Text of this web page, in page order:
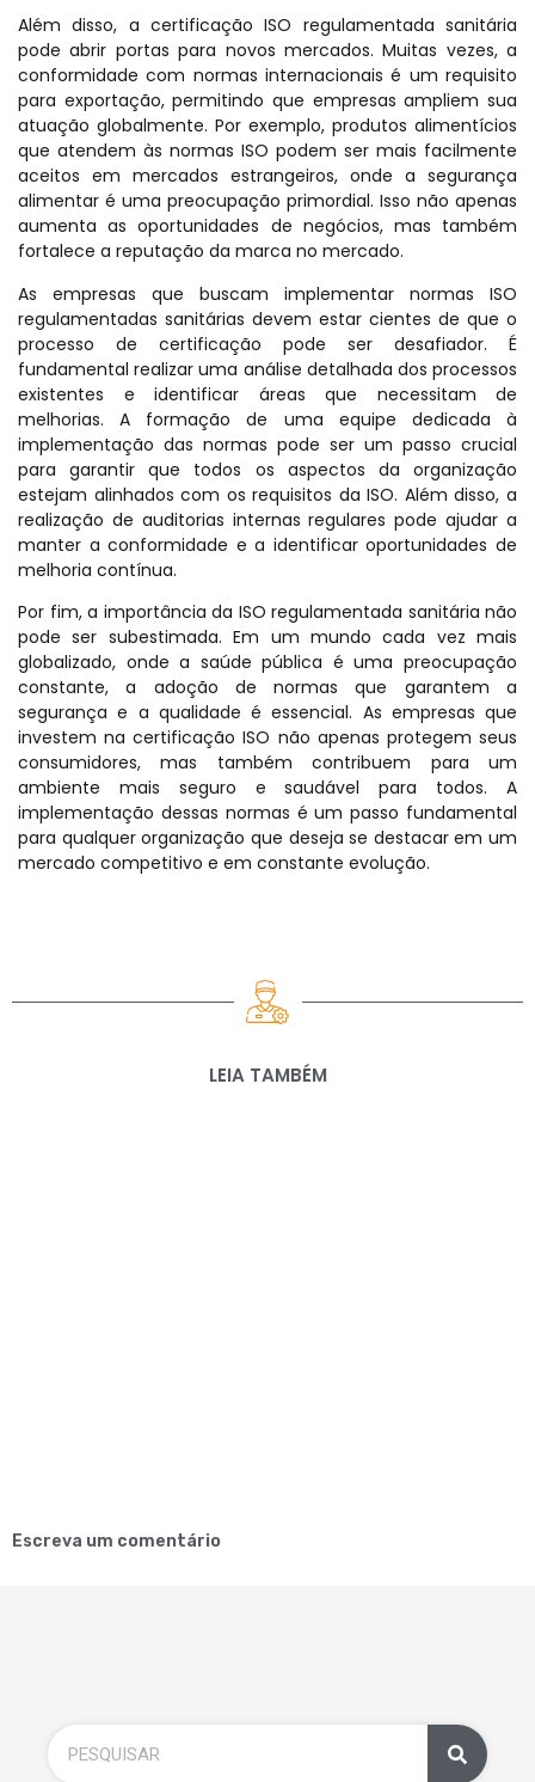
Além disso, a certificação ISO regulamentada sanitária
pode abrir portas para novos mercados. Muitas vezes, a
conformidade com normas internacionais é um requisito
para exportação, permitindo que empresas ampliem sua
atuação globalmente. Por exemplo, produtos alimentícios
que atendem às normas ISO podem ser mais facilmente
aceitos em mercados estrangeiros, onde a segurança
alimentar é uma preocupação primordial. Isso não apenas
aumenta as oportunidades de negócios, mas também
fortalece a reputação da marca no mercado.
As empresas que buscam implementar normas ISO
regulamentadas sanitárias devem estar cientes de que o
processo de certificação pode ser desafiador. É
fundamental realizar uma análise detalhada dos processos
existentes e identificar áreas que necessitam de
melhorias. A formação de uma equipe dedicada à
implementação das normas pode ser um passo crucial
para garantir que todos os aspectos da organização
estejam alinhados com os requisitos da ISO. Além disso, a
realização de auditorias internas regulares pode ajudar a
manter a conformidade e a identificar oportunidades de
melhoria contínua.
Por fim, a importância da ISO regulamentada sanitária não
pode ser subestimada. Em um mundo cada vez mais
globalizado, onde a saúde pública é uma preocupação
constante, a adoção de normas que garantem a
segurança e a qualidade é essencial. As empresas que
investem na certificação ISO não apenas protegem seus
consumidores, mas também contribuem para um
ambiente mais seguro e saudável para todos. A
implementação dessas normas é um passo fundamental
para qualquer organização que deseja se destacar em um
mercado competitivo e em constante evolução.
LEIA TAMBÉM
Escreva um comentário